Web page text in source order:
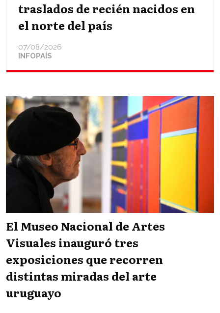
traslados de recién nacidos en
el norte del país
INFOPAÍS
07/08/2026
El Museo Nacional de Artes
Visuales inauguró tres
exposiciones que recorren
distintas miradas del arte
uruguayo